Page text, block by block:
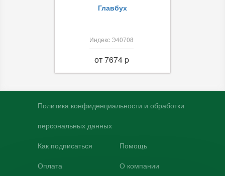
Главбух
Индекс Э40708
от 7674 p
Политика конфиденциальности и обработки
персональных данных
Как подписаться
Оплата
Помощь
О компании